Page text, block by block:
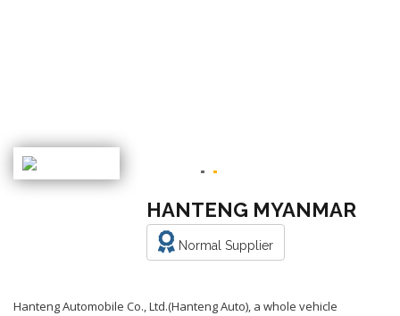
HANTENG MYANMAR
Normal Supplier
Hanteng Automobile Co., Ltd.(Hanteng Auto), a whole vehicle